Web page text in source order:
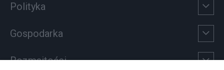
Polityka
Gospodarka
Rozmaitości